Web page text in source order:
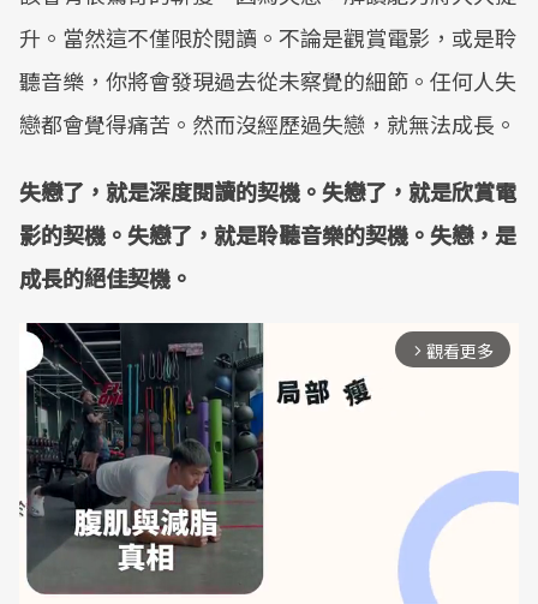
升。當然這不僅限於閱讀。不論是觀賞電影，或是聆
聽音樂，你將會發現過去從未察覺的細節。任何人失
戀都會覺得痛苦。然而沒經歷過失戀，就無法成長。
失戀了，就是深度閱讀的契機。失戀了，就是欣賞電
影的契機。失戀了，就是聆聽音樂的契機。失戀，是
成長的絕佳契機。
arrow_forward_ios 觀看更多